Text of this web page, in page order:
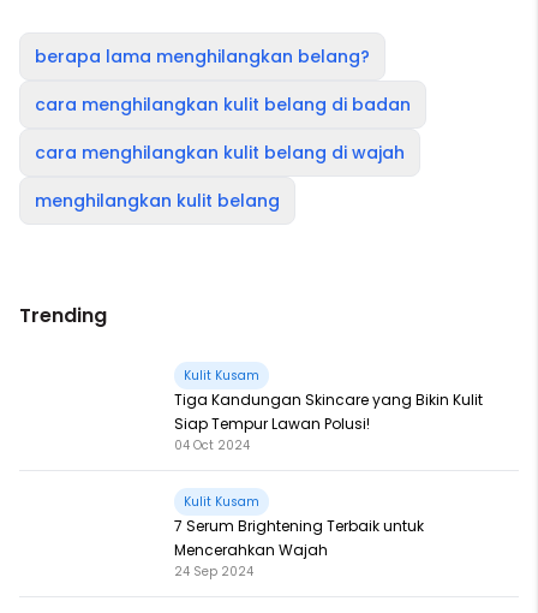
berapa lama menghilangkan belang?
cara menghilangkan kulit belang di badan
cara menghilangkan kulit belang di wajah
menghilangkan kulit belang
Trending
Kulit Kusam
Tiga Kandungan Skincare yang Bikin Kulit
Siap Tempur Lawan Polusi!
04 Oct 2024
Kulit Kusam
7 Serum Brightening Terbaik untuk
Mencerahkan Wajah
24 Sep 2024